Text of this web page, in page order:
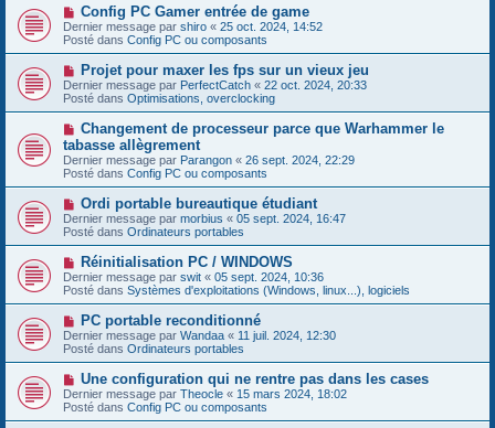
s
g
e
u
m
e
s
s
a
g
e
N
o
u
v
e
a
u
m
e
s
s
a
g
e
Config PC Gamer entrée de game
Dernier message par shiro « 25 oct. 2024, 14:52
Posté dans Config PC ou composants
N
o
u
v
a
u
m
e
s
s
g
e
Projet pour maxer les fps sur un vieux jeu
Dernier message par PerfectCatch « 22 oct. 2024, 20:33
Posté dans Optimisations, overclocking
N
o
u
v
e
a
u
m
e
s
s
a
g
e
Changement de processeur parce que Warhammer le
tabasse allègrement
Dernier message par Parangon « 26 sept. 2024, 22:29
Posté dans Config PC ou composants
N
o
u
v
e
a
u
m
e
s
a
g
e
Ordi portable bureautique étudiant
Dernier message par morbius « 05 sept. 2024, 16:47
Posté dans Ordinateurs portables
N
o
u
v
e
a
u
m
e
s
s
a
g
Réinitialisation PC / WINDOWS
Dernier message par swit « 05 sept. 2024, 10:36
Posté dans Systèmes d'exploitations (Windows, linux...), logiciels
N
o
u
v
e
a
u
m
e
PC portable reconditionné
Dernier message par Wandaa « 11 juil. 2024, 12:30
Posté dans Ordinateurs portables
N
o
u
v
Une configuration qui ne rentre pas dans les cases
Dernier message par Theocle « 15 mars 2024, 18:02
Posté dans Config PC ou composants